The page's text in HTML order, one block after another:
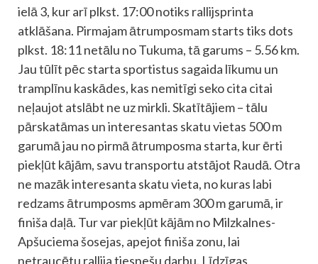
ielā 3, kur arī plkst. 17:00 notiks rallijsprinta
atklāšana. Pirmajam ātrumposmam starts tiks dots
plkst. 18:11 netālu no Tukuma, tā garums – 5.56 km.
Jau tūlīt pēc starta sportistus sagaida līkumu un
tramplīnu kaskādes, kas nemitīgi seko cita citai
neļaujot atslābt ne uz mirkli. Skatītājiem – tālu
pārskatāmas un interesantas skatu vietas 500 m
garumā jau no pirmā ātrumposma starta, kur ērti
piekļūt kājām, savu transportu atstājot Raudā. Otra
ne mazāk interesanta skatu vieta, no kuras labi
redzams ātrumposms apmēram 300 m garumā, ir
finiša daļā. Tur var piekļūt kājām no Milzkalnes-
Apšuciema šosejas, apejot finiša zonu, lai
netraucētu rallija tiesnešu darbu. Līdzīgas